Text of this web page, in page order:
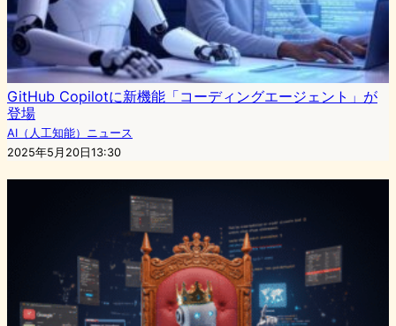
GitHub Copilotに新機能「コーディングエージェント」が
登場
AI（人工知能）ニュース
2025年5月20日13:30